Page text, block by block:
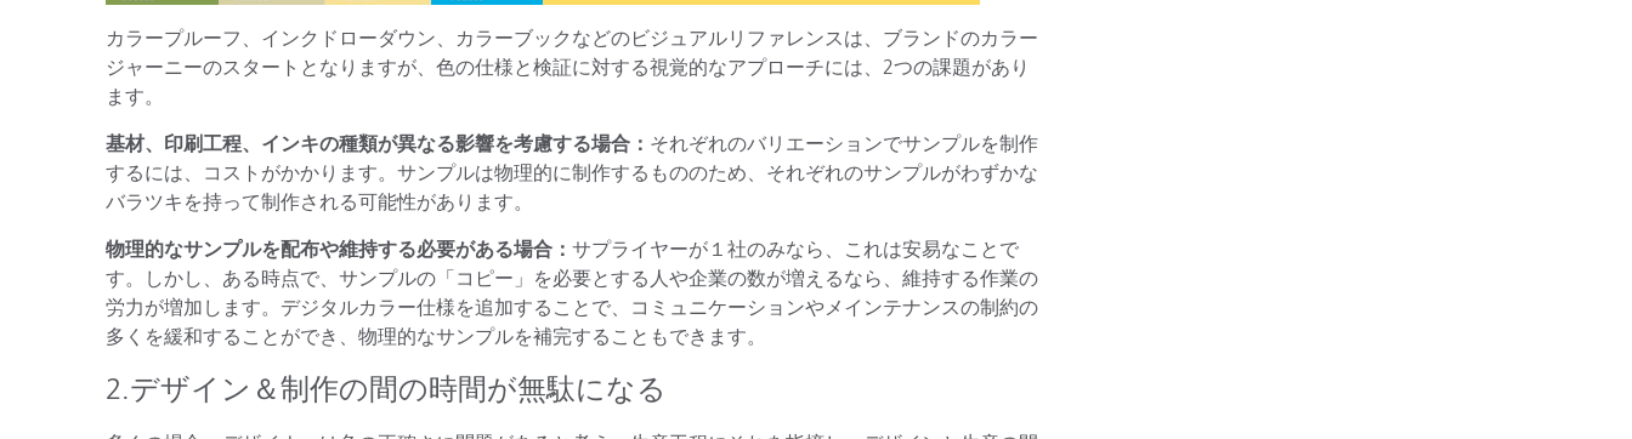
カラープルーフ、インクドローダウン、カラーブックなどのビジュアルリファレンスは、ブランドのカラー
ジャーニーのスタートとなりますが、色の仕様と検証に対する視覚的なアプローチには、2つの課題があり
ます。
基材、印刷工程、インキの種類が異なる影響を考慮する場合： それぞれのバリエーションでサンプルを制作
するには、コストがかかります。サンプルは物理的に制作するもののため、それぞれのサンプルがわずかな
バラツキを持って制作される可能性があります。
物理的なサンプルを配布や維持する必要がある場合： サプライヤーが１社のみなら、これは安易なことで
す。しかし、ある時点で、サンプルの「コピー」を必要とする人や企業の数が増えるなら、維持する作業の
労力が増加します。デジタルカラー仕様を追加することで、コミュニケーションやメインテナンスの制約の
多くを緩和することができ、物理的なサンプルを補完することもできます。
2.デザイン＆制作の間の時間が無駄になる